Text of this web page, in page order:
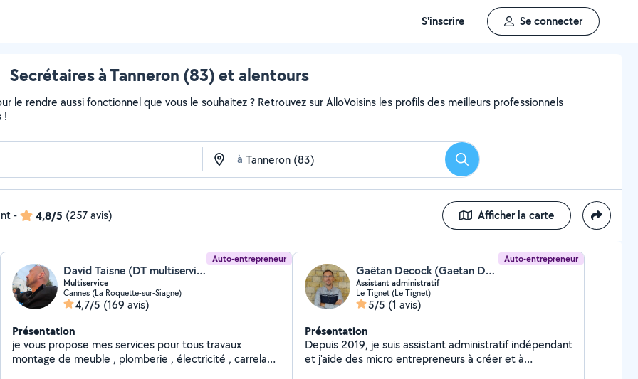
S'inscrire Se connecter
Secrétaires à Tanneron (83) et alentours
le rendre aussi fonctionnel que vous le souhaitez ? Retrouvez sur AlloVoisins les profils des meilleurs professionnels
!
à Rechercher
- 4,8/5 (257 avis) Afficher la carte
Auto-entrepreneur
David Taisne (DT multiservice)
Multiservice
Cannes (La Roquette-sur-Siagne)
4,7/5 (169 avis)
Présentation
je vous propose mes services pour tous travaux
montage de meuble , plomberie , électricité , carrelage
Auto-entrepreneur
Gaëtan Decock (Gaetan Decock)
Assistant administratif
Le Tignet (Le Tignet)
5/5 (1 avis)
Présentation
Depuis 2019, je suis assistant administratif indépendant
et j'aide des micro entrepreneurs à créer et à